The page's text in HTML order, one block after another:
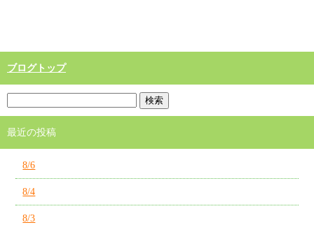
ブログトップ
最近の投稿
8/6
8/4
8/3